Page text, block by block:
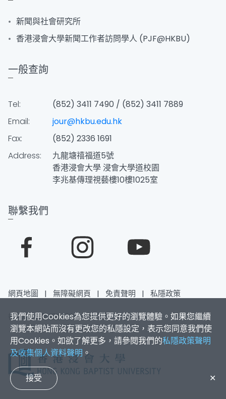
我們使用Cookies為您提供更好的瀏覽體驗。如果您繼續
瀏覽本網站而沒有更改您的私隱設定，表示您同意我們使
用Cookies。如欲了解更多，請參閱我們的私隱政策聲明
及收集個人資料聲明 。
接受 ✕
新聞與社會研究所
香港浸會大學新聞工作者訪問學人 (PJF@HKBU)
一般查詢
Tel:
(852) 3411 7490 / (852) 3411 7889
Email:
jour@hkbu.edu.hk
Fax:
(852) 2336 1691
Address:
九龍塘禧福道5號
香港浸會大學 浸會大學道校園
李兆基傳理視藝樓10樓1025室
聯繫我們
網頁地圖 | 無障礙網頁 | 免責聲明 | 私隱政策
香港浸會大學 版權所有 © 2026